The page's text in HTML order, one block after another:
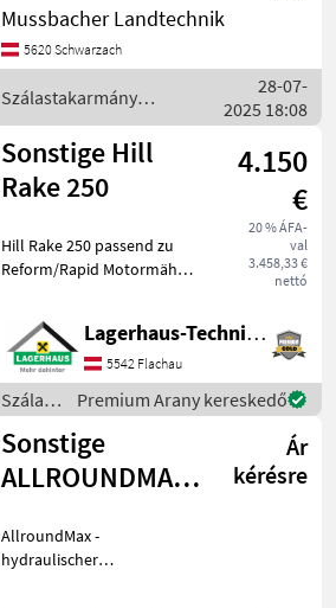
Seitenbügel. Antrieb
hydraulisch möglich,
Motormäher
Mussbacher Landtechnik
5620 Schwarzach
Szálastakarmány
betakarítók / Sonstige
28-07-
2025 18:08
Sonstige Hill
Rake 250
4.150
€
20 % ÁFA-
val
3.458,33 €
nettó
Hill Rake 250 passend zu
Reform/Rapid Motormäher,
schaltbar; Wir bitten
telefonisch oder per Mail
Ihren B
Lagerhaus-Technik Flachau
5542 Flachau
Szálastakarmány
betakarítók
/
Sonstige
Premium Arany kereskedő
Sonstige
ALLROUNDMAX
AGRARTECHNIK
SEEBER
Ár
kérésre
AllroundMax -
hydraulischer